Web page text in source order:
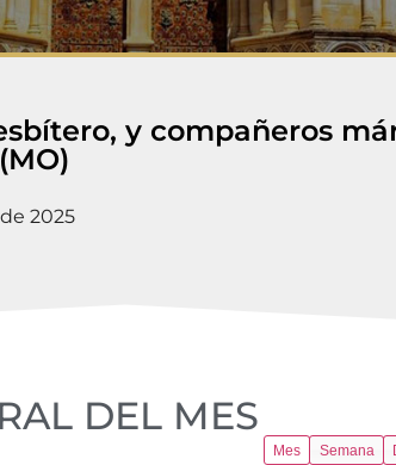
y compañeros
2025
DEL MES​
Mes Semana